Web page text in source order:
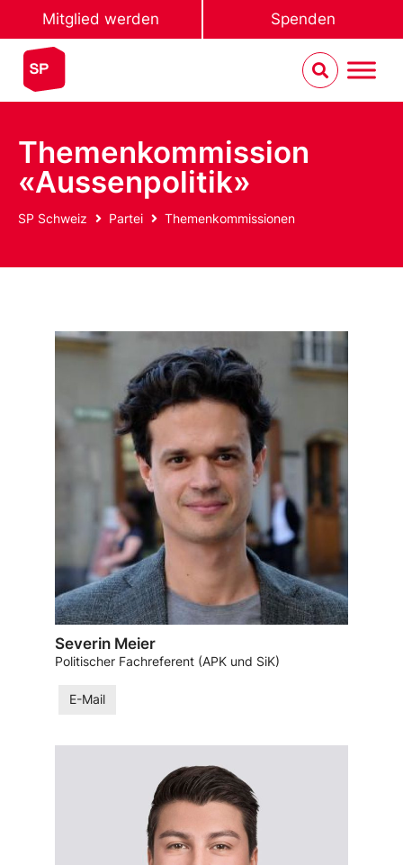
Mitglied werden Spenden
Themenkommission
«Aussenpolitik»
SP Schweiz Partei Themenkommissionen
Severin Meier
Politischer Fachreferent (APK und SiK)
E-Mail